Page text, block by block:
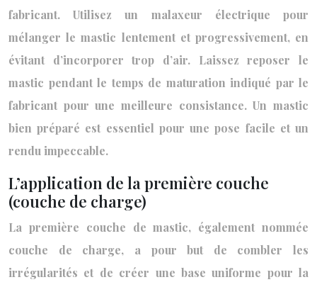
fabricant. Utilisez un malaxeur électrique pour
mélanger le mastic lentement et progressivement, en
évitant d’incorporer trop d’air. Laissez reposer le
mastic pendant le temps de maturation indiqué par le
fabricant pour une meilleure consistance. Un mastic
bien préparé est essentiel pour une pose facile et un
rendu impeccable.
L’application de la première couche
(couche de charge)
La première couche de mastic, également nommée
couche de charge, a pour but de combler les
irrégularités et de créer une base uniforme pour la